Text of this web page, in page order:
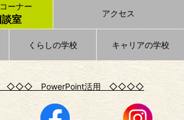
ーナー
室
くらしの学校 キャリアの学校
アクセス
門 ◇◇◇ PowerPoint活用 ◇◇◇◇